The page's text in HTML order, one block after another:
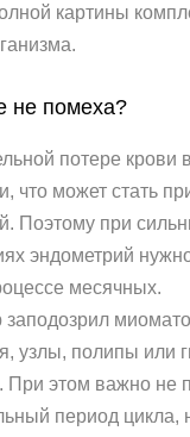
картины
не помеха?
потере крови
что может стать
Поэтому при
эндометрий
месячных.
заподозрил
узлы, полипы или
При этом важно не
период цикла,